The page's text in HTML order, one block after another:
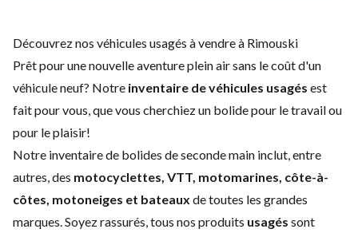
Découvrez nos véhicules usagés à vendre à Rimouski
Prêt pour une nouvelle aventure plein air sans le coût d'un
véhicule neuf? Notre inventaire de véhicules usagés est
fait pour vous, que vous cherchiez un bolide pour le travail ou
pour le plaisir!
Notre inventaire de bolides de seconde main inclut, entre
autres, des motocyclettes, VTT, motomarines, côte-à-
côtes, motoneiges et bateaux de toutes les grandes
marques. Soyez rassurés, tous nos produits usagés sont